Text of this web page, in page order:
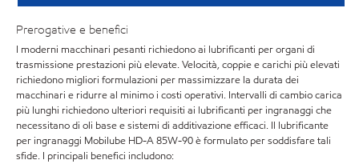
Prerogative e benefici
I moderni macchinari pesanti richiedono ai lubrificanti per organi di
trasmissione prestazioni più elevate. Velocità, coppie e carichi più elevati
richiedono migliori formulazioni per massimizzare la durata dei
macchinari e ridurre al minimo i costi operativi. Intervalli di cambio carica
più lunghi richiedono ulteriori requisiti ai lubrificanti per ingranaggi che
necessitano di oli base e sistemi di additivazione efficaci. Il lubrificante
per ingranaggi Mobilube HD-A 85W-90 è formulato per soddisfare tali
sfide. I principali benefici includono: